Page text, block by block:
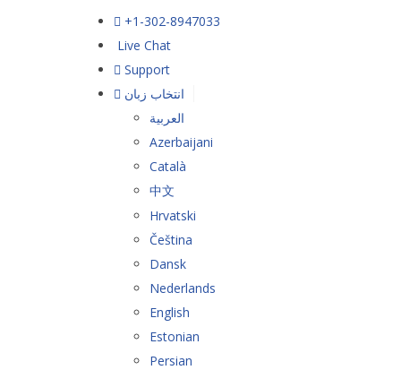
+1-302-8947033
Live Chat
Support
انتخاب زبان
العربية
Azerbaijani
Català
中文
Hrvatski
Čeština
Dansk
Nederlands
English
Estonian
Persian